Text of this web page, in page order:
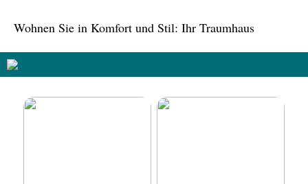
Wohnen Sie in Komfort und Stil: Ihr Traumhaus